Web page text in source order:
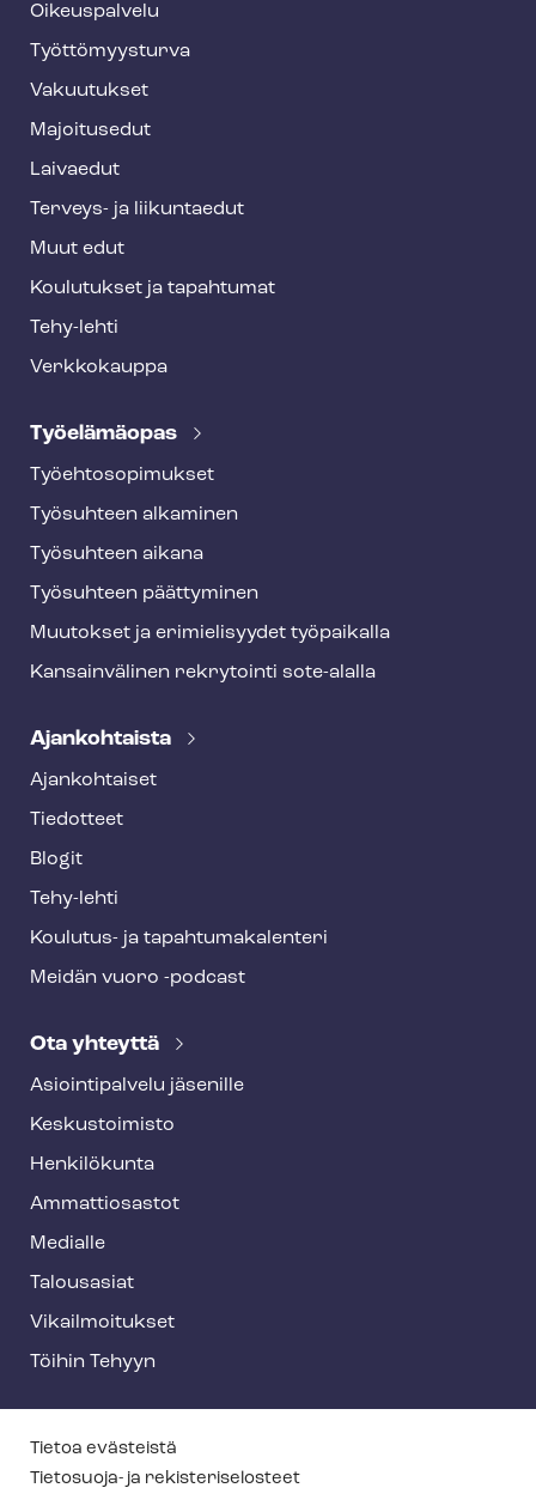
o
o
t
e
Oikeuspalvelu
Työt­tö­myys­tur­va
Vakuutukset
Majoitusedut
Laivaedut
Terveys- ja liikuntaedut
Muut edut
Koulutukset ja tapahtumat
Tehy-lehti
Verkkokauppa
Työelämäopas
Työ­eh­to­so­pi­muk­set
Työsuhteen alkaminen
Työsuhteen aikana
Työsuhteen päättyminen
Muutokset ja erimielisyydet työpaikalla
Kansainvälinen rekrytointi sote-alalla
Ajankohtaista
Ajankohtaiset
Tiedotteet
Blogit
Tehy-lehti
Koulutus- ja ta­pah­tu­ma­ka­len­te­ri
Meidän vuoro -podcast
Ota yhteyttä
Asioin­ti­pal­ve­lu jäsenille
Keskustoimisto
Henkilökunta
Ammattiosastot
Medialle
Talousasiat
Vi­kail­moi­tuk­set
Töihin Tehyyn
T
e
Tietoa evästeistä
Tietosuoja- ja re­kis­te­ri­se­los­teet